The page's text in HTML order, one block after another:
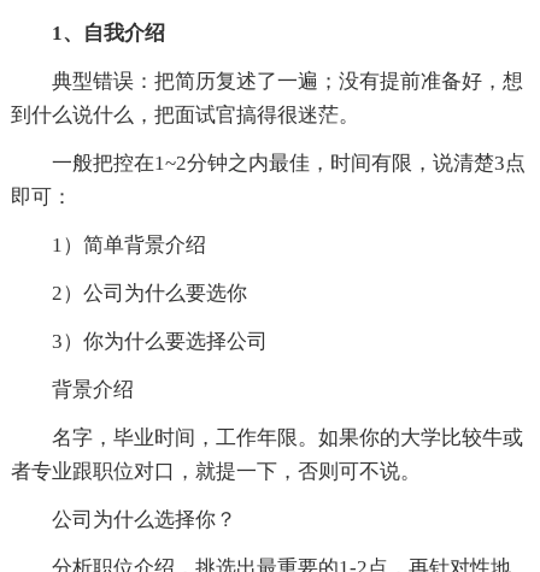
1、自我介绍
典型错误：把简历复述了一遍；没有提前准备好，想
到什么说什么，把面试官搞得很迷茫。
一般把控在1~2分钟之内最佳，时间有限，说清楚3点
即可：
1）简单背景介绍
2）公司为什么要选你
3）你为什么要选择公司
背景介绍
名字，毕业时间，工作年限。如果你的大学比较牛或
者专业跟职位对口，就提一下，否则可不说。
公司为什么选择你？